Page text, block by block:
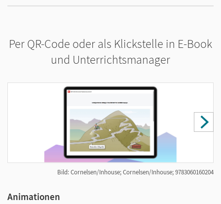
Per QR-Code oder als Klickstelle in E-Book
und Unterrichtsmanager
Bild: Cornelsen/Inhouse; Cornelsen/Inhouse; 9783060160204
Animationen